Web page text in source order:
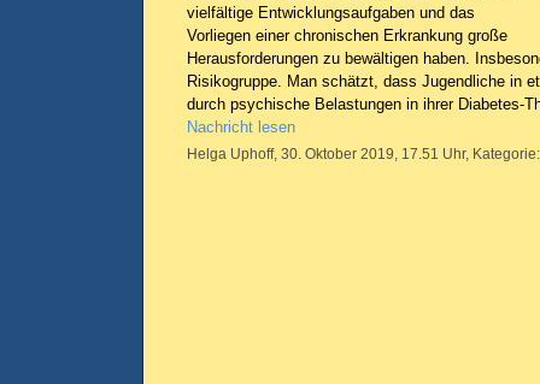
vielfältige Entwicklungsaufgaben und das
Vorliegen einer chronischen Erkrankung große
Herausforderungen zu bewältigen haben.
Risikogruppe. Man schätzt, dass Jugendliche in
durch psychische Belastungen in ihrer Diabetes-
Nachricht lesen
Helga Uphoff, 30. Oktober 2019, 17.51 Uhr,